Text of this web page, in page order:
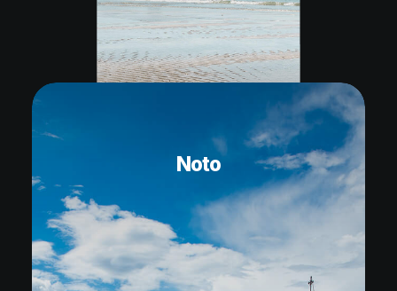
Noto